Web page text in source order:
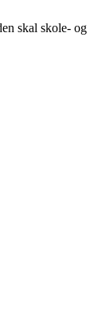
skal skole-